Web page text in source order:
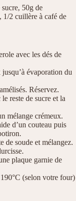
50g de
1/2 cuillère à café de
avec les dés de
évaporation du
Réservez.
reste de sucre et la
mélange crémeux.
d’un couteau puis
de soude et mélangez.
plaque garnie de
(selon votre four)